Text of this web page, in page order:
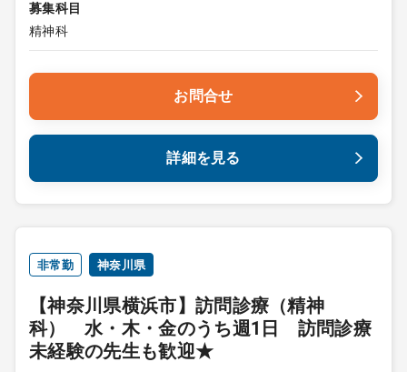
募集科目
精神科
お問合せ
詳細を見る
非常勤 神奈川県
【神奈川県横浜市】訪問診療（精神
科） 水・木・金のうち週1日 訪問診療
未経験の先生も歓迎★